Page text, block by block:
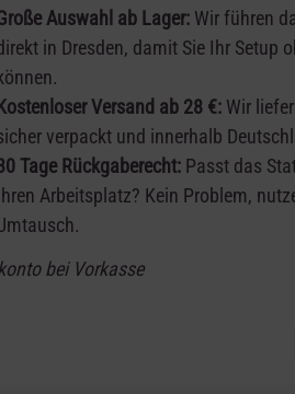
Auswahl ab Lager: Wir führen
in Dresden, damit Sie Ihr Setup
können.
Kostenloser Versand ab 28 €: Wir
verpackt und innerhalb
Tage Rückgaberecht: Passt das
Arbeitsplatz? Kein Problem,
bei Vorkasse